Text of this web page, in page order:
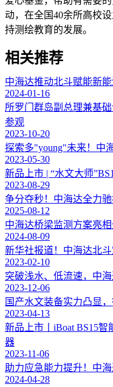
动，在全国40余所高校
持测绘教育的发展。
相关推荐
中海达推动北斗赋能新能
2024-01-16
所罗门群岛副总理兼基
参观
2023-10-20
探索多"young"未来！中
2023-05-30
新品上市 | “水文大师
2023-08-29
争分夺秒！中海达全力
2025-08-12
中海达桥梁监测方案亮
2024-08-09
新华社报道！中海达北
2023-02-10
突破浅水、低流速，中海
2023-12-06
国产水文装备实力凸显
2023-04-13
新品上市丨iBoat BS15
器
2023-11-06
助力应急能力提升！中
2024-04-28